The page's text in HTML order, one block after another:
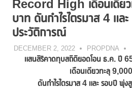
Record High เดือนเดีย
บาท ดันกำไรไตรมาส 4 แล
ประวัติการณ์
DECEMBER 2, 2022 PROPDNA
แสนสิริคาดทุบสถิติยอดโอน ธ.ค. ปี
เดือนเดียวทะลุ
ดันกำไรไตรมาส4 และ รอบปี พุ่ง